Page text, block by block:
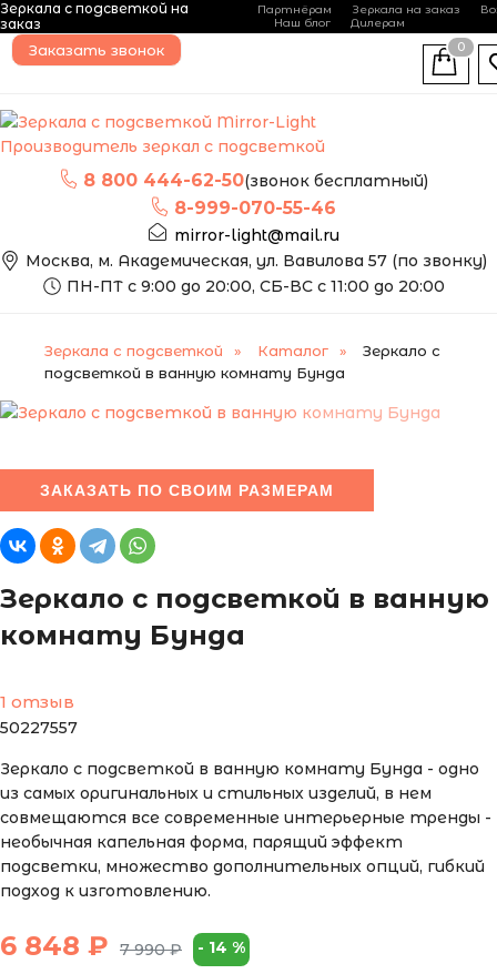
Зеркала с подсветкой на
заказ
Партнёрам Зеркала на заказ
Наш блог
Дилерам
Производитель зеркал с подсветкой
8 800 444-62-50(звонок бесплатный)
8-999-070-55-46
mirror-light@mail.ru
Москва, м. Академическая, ул. Вавилова 57 (по звонку)
ПН-ПТ с 9:00 до 20:00, СБ-ВС с 11:00 до 20:00
Заказать звонок 0
Зеркала с подсветкой Каталог
Зеркало с
подсветкой в ванную комнату Бунда
изготовить по вашим
размерам
ПОПУЛЯРНЫЙ
ЗАКАЗАТЬ ПО СВОИМ РАЗМЕРАМ
Зеркало с подсветкой в ванную
комнату Бунда
1 отзыв
50227557
Зеркало с подсветкой в ванную комнату Бунда - одно
из самых оригинальных и стильных изделий, в нем
совмещаются все современные интерьерные тренды -
необычная капельная форма, парящий эффект
подсветки, множество дополнительных опций, гибкий
подход к изготовлению.
6 848 ₽ 7 990₽ - 14 %
-